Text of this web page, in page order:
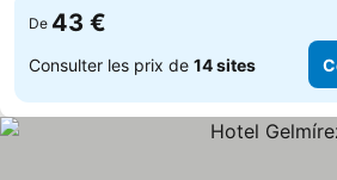
De 43 €
Consulter les prix de 14 sites